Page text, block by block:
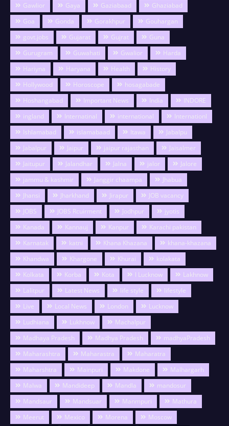
Gawlior
Gaya Gaziabaad
Ghaziabad
Goa
Gonda Gorakhpur
Gouhargan
govt.jobs
Gujarat Gujrat
Guna
Gurugram
Guwahati Gwalior
Harda
Hariyna
Haryana Health
History
Hollywood
Horoscope
hosagabade
Hoshangabad
Important News India
INDORE
ingland
Internatinal international
Internationl
Ishlamabad
islamabaad Itawa
Jabalpu
Jabalpur
Jaipur jaipur rajasthan
Jaisalmer
Jaitupur
Jalandhar Jalna jalor
Jalore
jammu & kashmir
Janggir chaampa
Jhabua
Jhansi
Jharkhand Jirapur
JOB vacancy
JOBS
JOBS Rcuirment Jodhpur
jyotis
Kanada
Kannauj Kanpur
Karachi pakistan
Karnatak
katni Khana Khazana
khana-khazana
Khandwa
Khargone Khurai
kolakata
Kolkata
Korba Kota l Lucknow
Lakhnow
Lalitpur
Latest News life style
lifestyle
Live
Local News London
Lucknow
Ludhiana
Lukhnow
Machalpur
Madhaya Pradesh
Madhya Pradesh
madhyaPradesh
Maharashtra
Maharastra
Maharatra
Maharshtra
Mainpuri Makdone
Malhargarh
Malwa
Mandideep Mandla
mandosur
Mandsaur
Mandsuar Manmpuri
Mathura
Meerut
Mexico Morena
Moscow